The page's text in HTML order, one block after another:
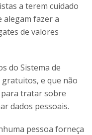
a terem cuidado
alegam fazer a
de valores
do Sistema de
e que não
tratar sobre
dados pessoais.
pessoa forneça